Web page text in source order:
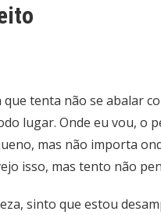
tenta não se abalar
lugar. Onde eu vou, o
mas não importa
isso, mas tento não
sinto que estou